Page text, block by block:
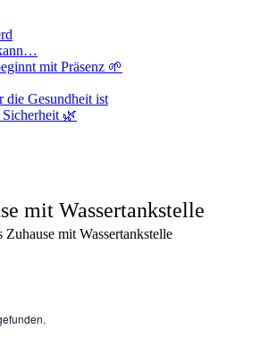
mit Präsenz 🌱
die Gesundheit ist
🌿
mit Wassertankstelle
Zuhause mit Wassertankstelle